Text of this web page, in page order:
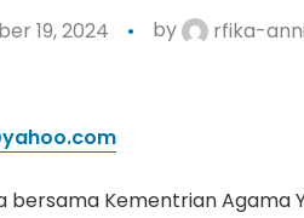
19, 2024 by rfika-
bersama Kementrian